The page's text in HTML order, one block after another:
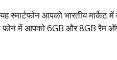
स्मार्टफोन आपको भारतीय
फोन में आपको 6GB और 8GB रैम